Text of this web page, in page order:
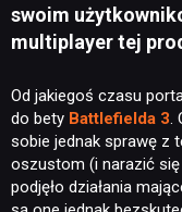
swoim
multiplayer tej
Od jakiegoś czasu
do bety Battlefielda 3.
sobie jednak sprawę z
oszustom (i narazić się
podjęło działania